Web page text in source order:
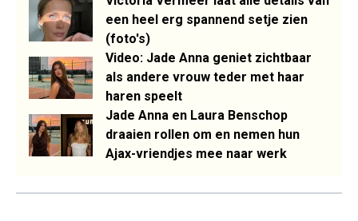
een heel erg spannend setje zien
(foto's)
Video: Jade Anna geniet zichtbaar
als andere vrouw teder met haar
haren speelt
Jade Anna en Laura Benschop
draaien rollen om en nemen hun
Ajax-vriendjes mee naar werk